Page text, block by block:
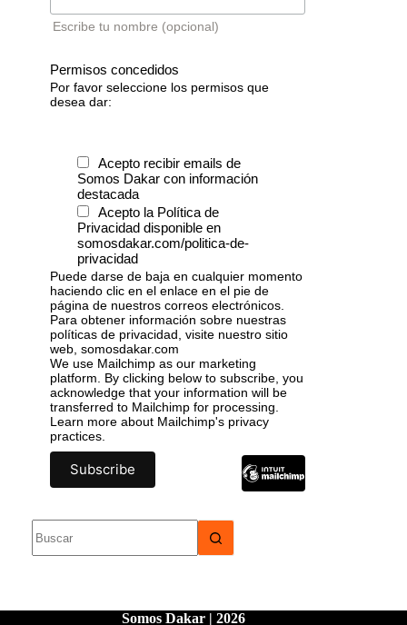
Escribe tu nombre (opcional)
Permisos concedidos
Por favor seleccione los permisos que
desea dar:
Acepto recibir emails de
Somos Dakar con información
destacada
Acepto la Política de
Privacidad disponible en
somosdakar.com/politica-de-
privacidad
Puede darse de baja en cualquier momento
haciendo clic en el enlace en el pie de
página de nuestros correos electrónicos.
Para obtener información sobre nuestras
políticas de privacidad, visite nuestro sitio
web, somosdakar.com
We use Mailchimp as our marketing
platform. By clicking below to subscribe, you
acknowledge that your information will be
transferred to Mailchimp for processing.
Learn more about Mailchimp's privacy
practices.
Somos Dakar | 2026